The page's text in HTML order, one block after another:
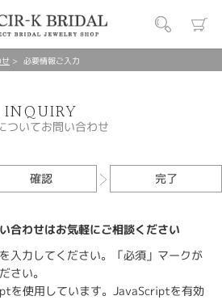
必要情報ご入力
INQUIRY
ついてお問い合わせ
確認 完了
合わせはお気軽にご相談ください
入力してください。「必須」マークが
さい。
を使用しています。JavaScriptを有効